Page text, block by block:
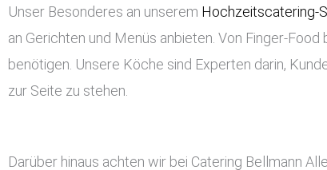
Unser Besonderes an unserem Hochzeitscatering-
an Gerichten und Menüs anbieten. Von Finger-
benötigen. Unsere Köche sind Experten darin,
zur Seite zu stehen.
Darüber hinaus achten wir bei Catering Bellmann